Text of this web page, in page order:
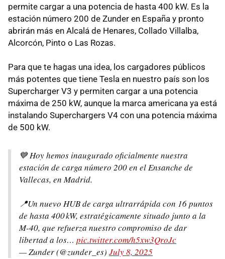
permite cargar a una potencia de hasta 400 kW. Es la
estación número 200 de Zunder en España y pronto
abrirán más en Alcalá de Henares, Collado Villalba,
Alcorcón, Pinto o Las Rozas.
Para que te hagas una idea, los cargadores públicos
más potentes que tiene Tesla en nuestro país son los
Supercharger V3 y permiten cargar a una potencia
máxima de 250 kW, aunque la marca americana ya está
instalando Superchargers V4 con una potencia máxima
de 500 kW.
💙 Hoy hemos inaugurado oficialmente nuestra
estación de carga número 200 en el Ensanche de
Vallecas, en Madrid.
📍Un nuevo HUB de carga ultrarrápida con 16 puntos
de hasta 400 kW, estratégicamente situado junto a la
M-40, que refuerza nuestro compromiso de dar
libertad a los… pic.twitter.com/h5xw3QroJc
— Zunder (@zunder_es) July 8, 2025